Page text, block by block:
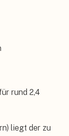
rund 2,4
liegt der zu